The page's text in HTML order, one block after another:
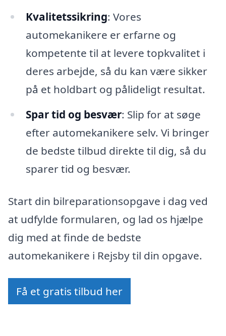
Kvalitetssikring: Vores
automekanikere er erfarne og
kompetente til at levere topkvalitet i
deres arbejde, så du kan være sikker
på et holdbart og pålideligt resultat.
Spar tid og besvær: Slip for at søge
efter automekanikere selv. Vi bringer
de bedste tilbud direkte til dig, så du
sparer tid og besvær.
Start din bilreparationsopgave i dag ved
at udfylde formularen, og lad os hjælpe
dig med at finde de bedste
automekanikere i Rejsby til din opgave.
Få et gratis tilbud her